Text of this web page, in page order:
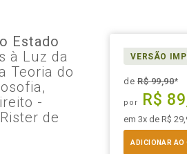
Estado
à Luz da
Teoria do
-
de
VERSÃO
deR$ 99,90*
por R$
em 3x de R$
ADICIONAR AO